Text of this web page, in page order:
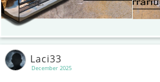
December 2025
Laci33